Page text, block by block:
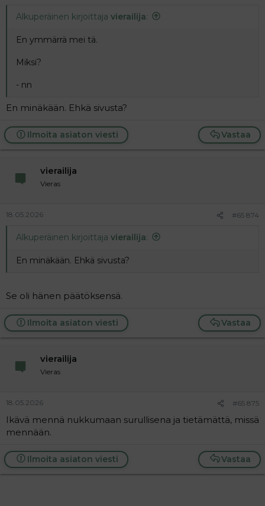
Alkuperäinen kirjoittaja vierailija:
En ymmärrä mei tä.
Miksi?
- nn
En minäkään. Ehkä sivusta?
Vastaa
Ilmoita asiaton viesti
vierailija
Vieras
18.05.2026 #65 874
Alkuperäinen kirjoittaja vierailija:
En minäkään. Ehkä sivusta?
Se oli hänen päätöksensä.
Vastaa
Ilmoita asiaton viesti
vierailija
Vieras
18.05.2026 #65 875
Ikävä mennä nukkumaan surullisena ja tietämättä, missä
mennään.
Vastaa
Ilmoita asiaton viesti